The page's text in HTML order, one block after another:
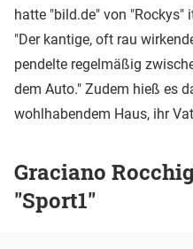
hatte "bild.de" von "Rockys"
"Der kantige, oft rau
pendelte regelmäßig
dem Auto." Zudem hieß es
wohlhabendem Haus, ihr
Graciano
"Sport1"